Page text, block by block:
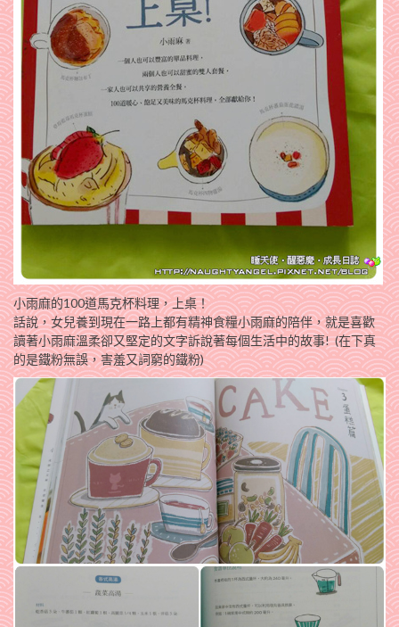
小雨麻的100道馬克杯料理，上桌！
話說，女兒養到現在一路上都有精神食糧小雨麻的陪伴，就是喜歡
讀著小雨麻溫柔卻又堅定的文字訴說著每個生活中的故事! (在下真
的是鐵粉無誤，害羞又詞窮的鐵粉)